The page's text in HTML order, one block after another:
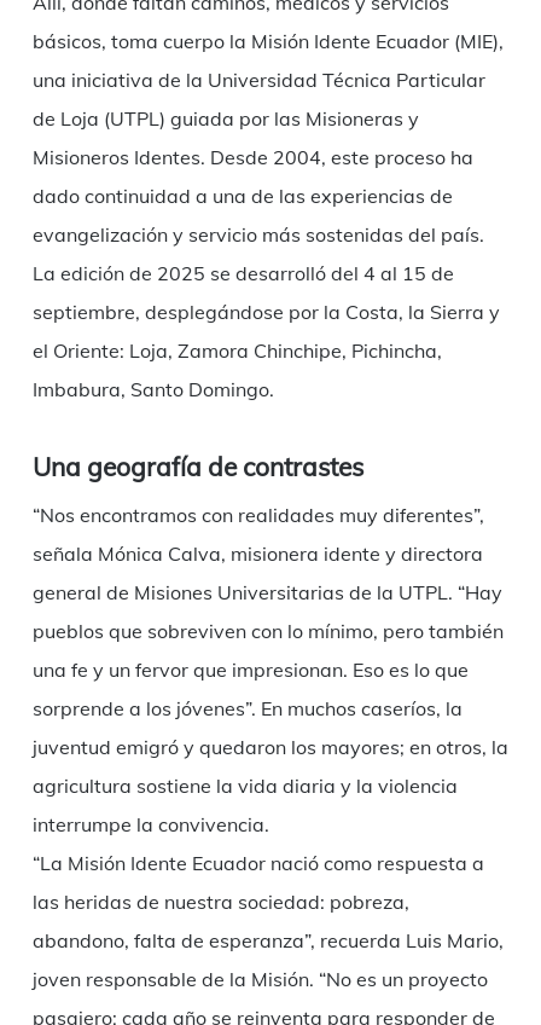
básicos, toma cuerpo la Misión Idente Ecuador (MIE),
una iniciativa de la Universidad Técnica Particular
de Loja (UTPL) guiada por las Misioneras y
Misioneros Identes. Desde 2004, este proceso ha
dado continuidad a una de las experiencias de
evangelización y servicio más sostenidas del país.
La edición de 2025 se desarrolló del 4 al 15 de
septiembre, desplegándose por la Costa, la Sierra y
el Oriente: Loja, Zamora Chinchipe, Pichincha,
Imbabura, Santo Domingo.
Una geografía de contrastes
“Nos encontramos con realidades muy diferentes”,
señala Mónica Calva, misionera idente y directora
general de Misiones Universitarias de la UTPL. “Hay
pueblos que sobreviven con lo mínimo, pero también
una fe y un fervor que impresionan. Eso es lo que
sorprende a los jóvenes”. En muchos caseríos, la
juventud emigró y quedaron los mayores; en otros, la
agricultura sostiene la vida diaria y la violencia
interrumpe la convivencia.
“La Misión Idente Ecuador nació como respuesta a
las heridas de nuestra sociedad: pobreza,
abandono, falta de esperanza”, recuerda Luis Mario,
joven responsable de la Misión. “No es un proyecto
pasajero; cada año se reinventa para responder de